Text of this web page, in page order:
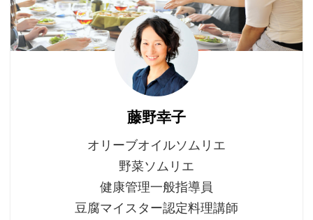
藤野幸子
オリーブオイルソムリエ
野菜ソムリエ
健康管理一般指導員
豆腐マイスター認定料理講師